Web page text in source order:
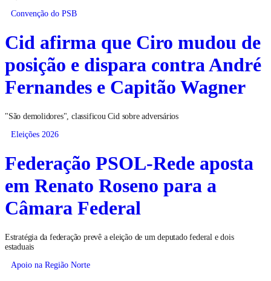
Convenção do PSB
Cid afirma que Ciro mudou de
posição e dispara contra André
Fernandes e Capitão Wagner
"São demolidores", classificou Cid sobre adversários
Eleições 2026
Federação PSOL-Rede aposta
em Renato Roseno para a
Câmara Federal
Estratégia da federação prevê a eleição de um deputado federal e dois
estaduais
Apoio na Região Norte